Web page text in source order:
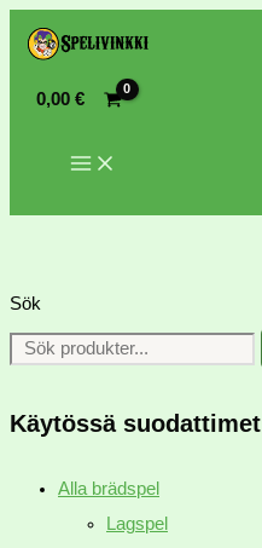
0,00€
Sök
Käytössä suodattimet
Alla brädspel
Lagspel